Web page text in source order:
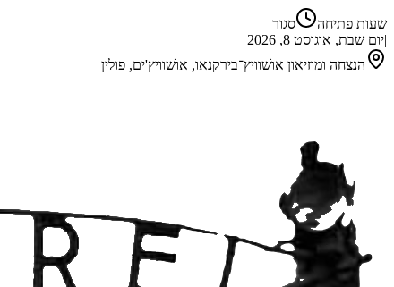
שעות פתיחה
סגור
|יום שבת, אוגוסט 8, 2026
הנצחה ומוזיאון אושׁוויץ־בירקנאו, אושׁוויץ'ים, פולין